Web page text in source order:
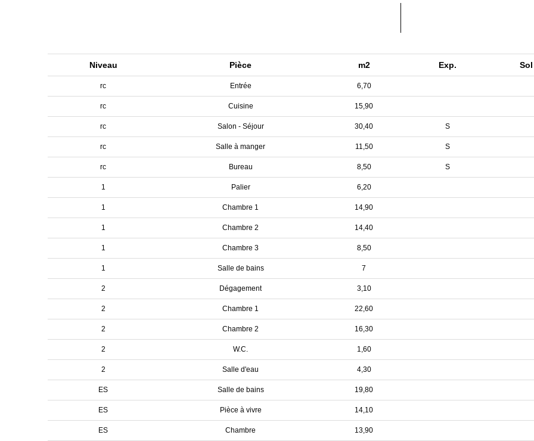
Niveau Pièce m2 Exp.
rc Entrée 6,70
rc Cuisine 15,90
rc Salon - Séjour 30,40 S
rc Salle à manger 11,50 S
rc Bureau 8,50 S
1 Palier 6,20
1 Chambre 1 14,90
1 Chambre 2 14,40
1 Chambre 3 8,50
1 Salle de bains 7
2 Dégagement 3,10
2 Chambre 1 22,60
2 Chambre 2 16,30
2 W.C. 1,60
2 Salle d'eau 4,30
ES Salle de bains 19,80
ES Pièce à vivre 14,10
ES Chambre 13,90